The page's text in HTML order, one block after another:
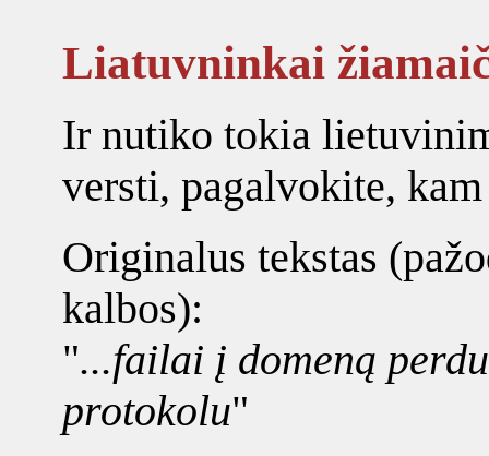
Liatuvninkai
Ir nutiko tokia
versti, pagalvokite,
Originalus tekstas
kalbos):
"...failai į domeną
protokolu"